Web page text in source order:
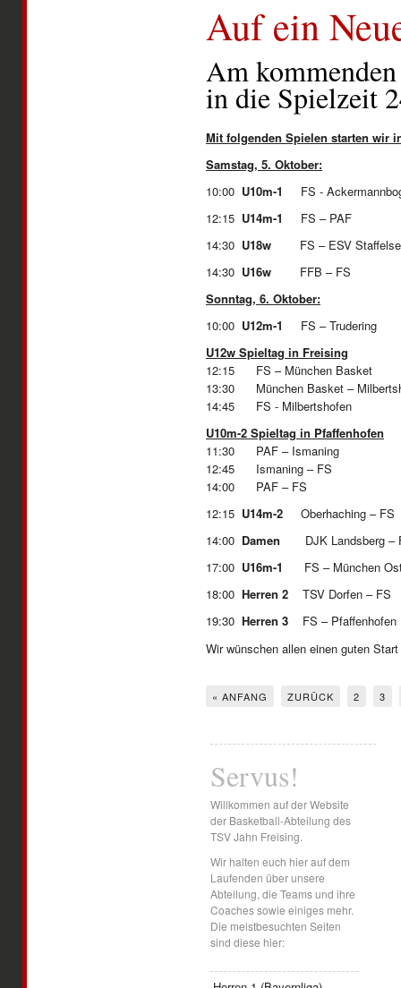
Auf ein
Am
in die Spielzeit
Mit folgenden Spielen starten wir
Samstag, 5. Oktober:
10:00 U10m-1
FS -
12:15 U14m-1 FS –
14:30 U18w FS – ESV
14:30 U16w FFB – FS
Sonntag, 6. Oktober:
10:00 U12m-1
FS –
U12w Spieltag in Freising
12:15 FS – München Basket
13:30 München Basket –
14:45 FS -
U10m-2 Spieltag in Pfaffenhofen
11:30 PAF – Ismaning
12:45 Ismaning – FS
14:00 PAF – FS
12:15 U14m-2 Oberhaching –
14:00 Damen DJK Landsberg
17:00 U16m-1 FS –
18:00 Herren 2 TSV Dorfen –
19:30 Herren 3 FS –
Wir wünschen allen einen guten
« ANFANG ZURÜCK 2 3
Servus!
Willkommen auf der Website
der Basketball-Abteilung des
TSV Jahn Freising.
Wir halten euch hier auf dem
Laufenden über unsere
Abteilung, die Teams und ihre
Coaches sowie einiges mehr.
Die meistbesuchten Seiten
sind diese hier: